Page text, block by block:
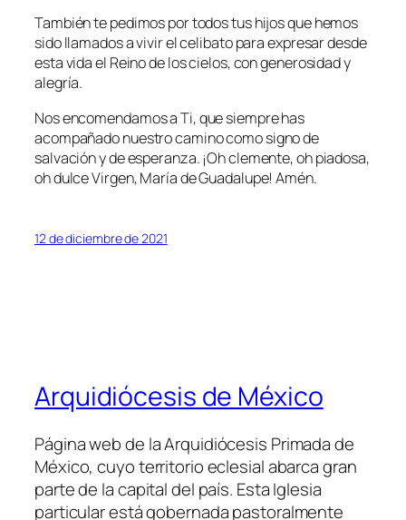
También te pedimos por todos tus hijos que hemos
sido llamados a vivir el celibato para expresar desde
esta vida el Reino de los cielos, con generosidad y
alegría.
Nos encomendamos a Ti, que siempre has
acompañado nuestro camino como signo de
salvación y de esperanza. ¡Oh clemente, oh piadosa,
oh dulce Virgen, María de Guadalupe! Amén.
12 de diciembre de 2021
Arquidiócesis de México
Página web de la Arquidiócesis Primada de
México, cuyo territorio eclesial abarca gran
parte de la capital del país. Esta Iglesia
particular está gobernada pastoralmente